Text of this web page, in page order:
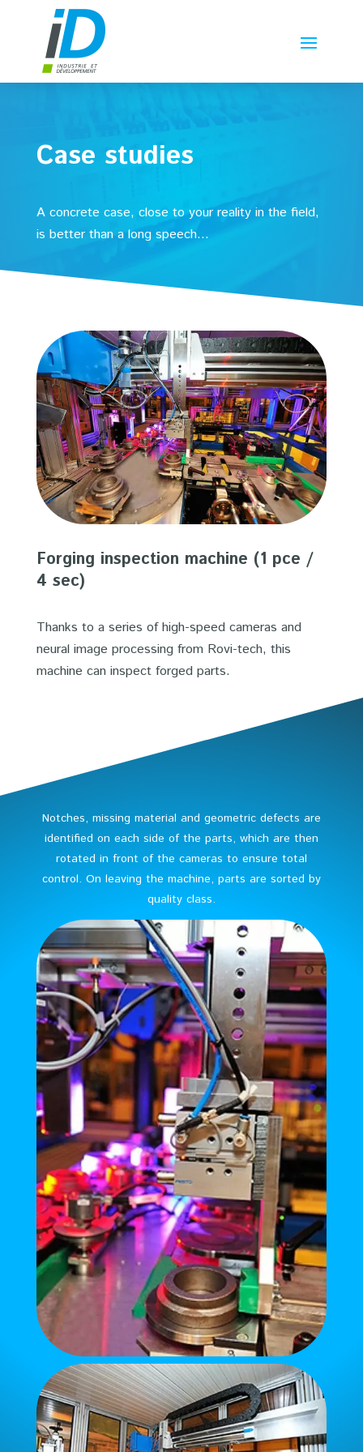
Case studies
A concrete case, close to your reality in the field,
is better than a long speech…
Forging inspection machine (1 pce /
4 sec)
Thanks to a series of high-speed cameras and
neural image processing from Rovi-tech, this
machine can inspect forged parts.
Notches, missing material and geometric defects are
identified on each side of the parts, which are then
rotated in front of the cameras to ensure total
control. On leaving the machine, parts are sorted by
quality class.